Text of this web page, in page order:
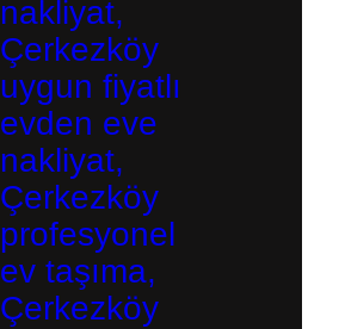
nakliyat,
Çerkezköy
uygun fiyatlı
evden eve
nakliyat,
Çerkezköy
profesyonel
ev taşıma,
Çerkezköy